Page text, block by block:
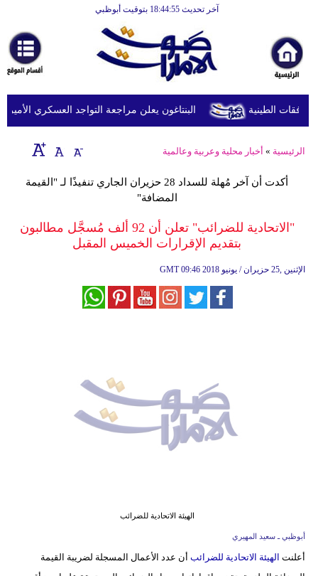
آخر تحديث 18:44:55 بتوقيت أبوظبي
أخبارعاجلة
رياضة
ثقافة
إقتصاد
أزياء
البنتاغون يعلن مراجعة التواجد العسكري الأميركي
الرئيسية » أخبار محلية وعربية وعالمية
أكدت أن آخر مُهلة للسداد 28 حزيران الجاري تنفيذًا لـ "القيمة
المضافة"
"الاتحادية للضرائب" تعلن أن 92 ألف مُسجَّل مطالبون
بتقديم الإقرارات الخميس المقبل
GMT 09:46 2018 الإثنين ,25 حزيران / يونيو
الهيئة الاتحادية للضرائب
أبوظبي ـ سعيد المهيري
أعلنت الهيئة الاتحادية للضرائب أن عدد الأعمال المسجلة لضريبة القيمة